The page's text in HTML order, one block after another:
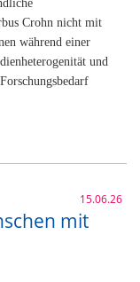
Crohn nicht mit
während einer
und
15.06.26
mit